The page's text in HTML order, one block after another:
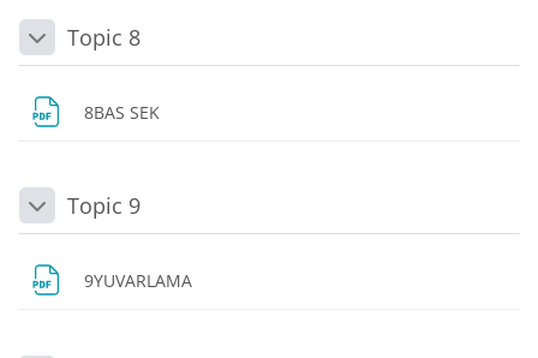
DaraltTopic 8
8BAS SEK
DaraltTopic 9
9YUVARLAMA